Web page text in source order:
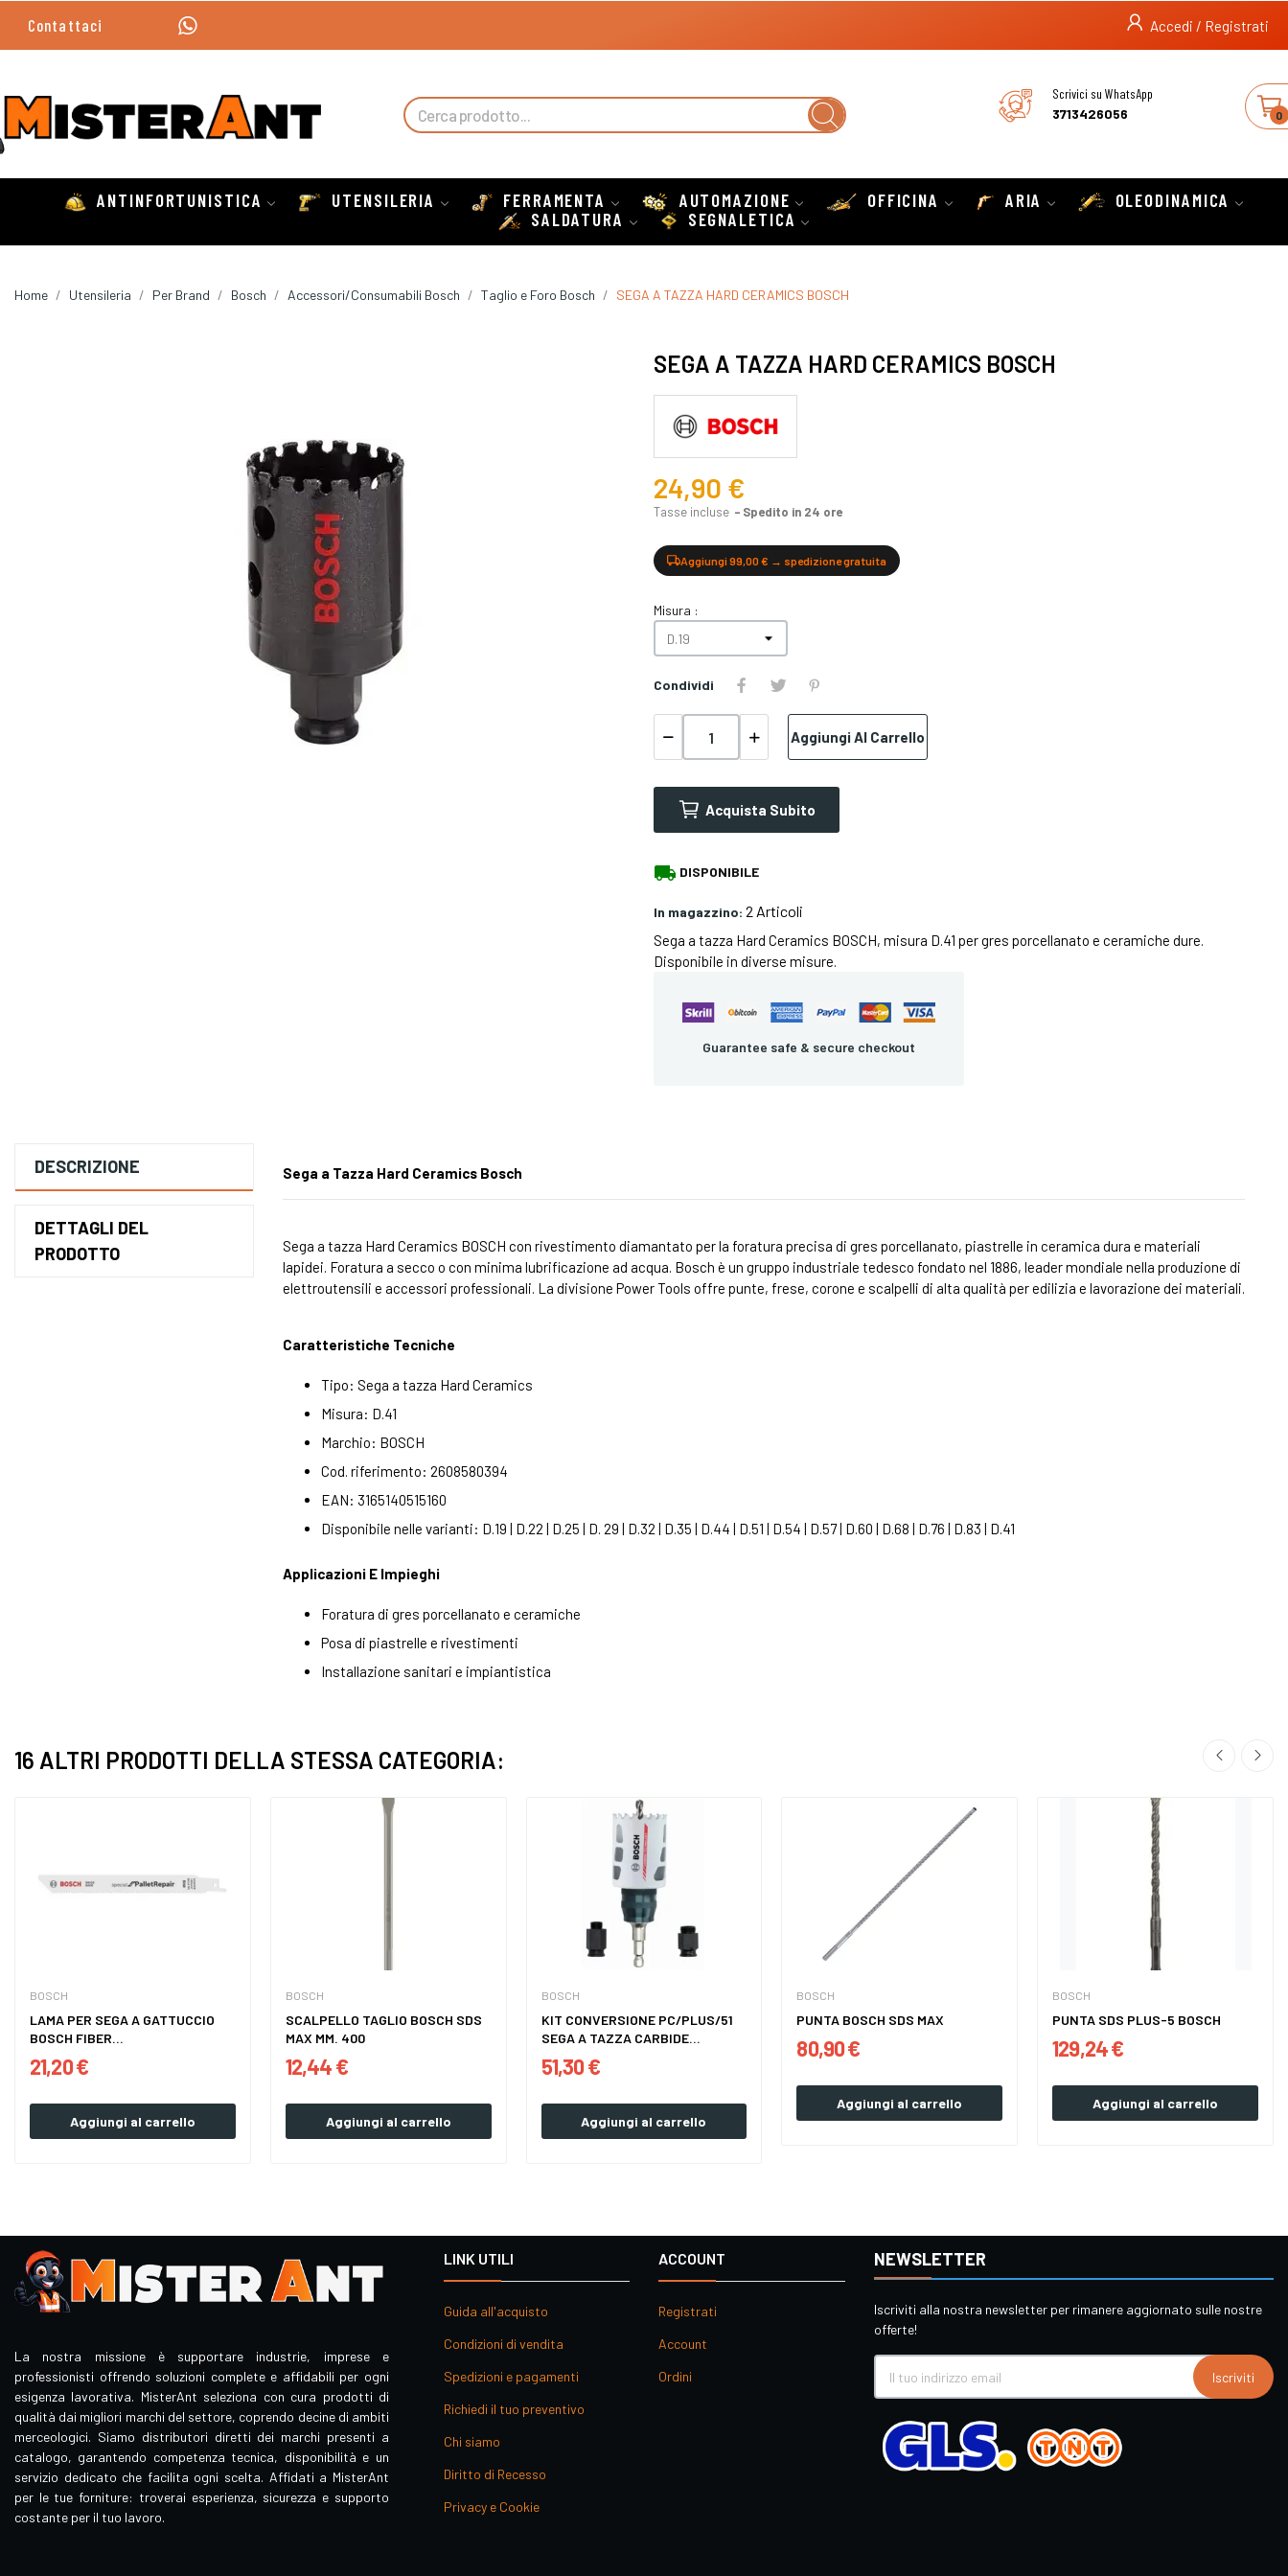
Contattaci Accedi / Registrati
0
Scrivici su WhatsApp
3713426056
ANTINFORTUNISTICA UTENSILERIA FERRAMENTA AUTOMAZIONE OFFICINA ARIA
OLEODINAMICA
SALDATURA
SEGNALETICA
Home Utensileria Per Brand Bosch Accessori/Consumabili Bosch Taglio e Foro Bosch SEGA A TAZZA HARD CERAMICS BOSCH
SEGA A TAZZA HARD CERAMICS BOSCH
24,90 €
Tasse incluse Spedito in 24 ore
Aggiungi 99,00 € → spedizione gratuita
Misura :
Condividi
Aggiungi Al Carrello
Acquista Subito
local_shipping DISPONIBILE
In magazzino: 2 Articoli
Sega a tazza Hard Ceramics BOSCH, misura D.41 per gres porcellanato e ceramiche dure.
Disponibile in diverse misure.
Guarantee safe & secure checkout
DESCRIZIONE
DETTAGLI DEL
PRODOTTO
Sega a Tazza Hard Ceramics Bosch
Sega a tazza Hard Ceramics BOSCH con rivestimento diamantato per la foratura precisa di gres porcellanato, piastrelle in ceramica dura e materiali
lapidei. Foratura a secco o con minima lubrificazione ad acqua. Bosch è un gruppo industriale tedesco fondato nel 1886, leader mondiale nella produzione di
elettroutensili e accessori professionali. La divisione Power Tools offre punte, frese, corone e scalpelli di alta qualità per edilizia e lavorazione dei materiali.
Caratteristiche Tecniche
Tipo: Sega a tazza Hard Ceramics
Misura: D.41
Marchio: BOSCH
Cod. riferimento: 2608580394
EAN: 3165140515160
Disponibile nelle varianti: D.19 | D.22 | D.25 | D. 29 | D.32 | D.35 | D.44 | D.51 | D.54 | D.57 | D.60 | D.68 | D.76 | D.83 | D.41
Applicazioni E Impieghi
Foratura di gres porcellanato e ceramiche
Posa di piastrelle e rivestimenti
Installazione sanitari e impiantistica
16 ALTRI PRODOTTI DELLA STESSA CATEGORIA:
BOSCH
LAMA PER SEGA A GATTUCCIO
BOSCH FIBER...
21,20 €
Aggiungi al carrello
BOSCH
SCALPELLO TAGLIO BOSCH SDS
MAX MM. 400
12,44 €
Aggiungi al carrello
BOSCH
KIT CONVERSIONE PC/PLUS/51
SEGA A TAZZA CARBIDE...
51,30 €
Aggiungi al carrello
BOSCH
PUNTA BOSCH SDS MAX
80,90 €
Aggiungi al carrello
BOSCH
PUNTA SDS PLUS-5 BOSCH
129,24 €
Aggiungi al carrello
La nostra missione è supportare industrie, imprese e
professionisti offrendo soluzioni complete e affidabili per ogni
esigenza lavorativa. MisterAnt seleziona con cura prodotti di
qualità dai migliori marchi del settore, coprendo decine di ambiti
merceologici. Siamo distributori diretti dei marchi presenti a
catalogo, garantendo competenza tecnica, disponibilità e un
servizio dedicato che facilita ogni scelta. Affidati a MisterAnt
per le tue forniture: troverai esperienza, sicurezza e supporto
costante per il tuo lavoro.
LINK UTILI
Guida all'acquisto
Condizioni di vendita
Spedizioni e pagamenti
Richiedi il tuo preventivo
Chi siamo
Diritto di Recesso
Privacy e Cookie
ACCOUNT
Registrati
Account
Ordini
NEWSLETTER
Iscriviti alla nostra newsletter per rimanere aggiornato sulle nostre
offerte!
Iscriviti